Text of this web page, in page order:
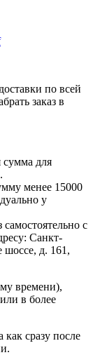
по всей
заказ в
для
менее 15000
у
с
Санкт-
д. 161,
времени),
в более
сразу после